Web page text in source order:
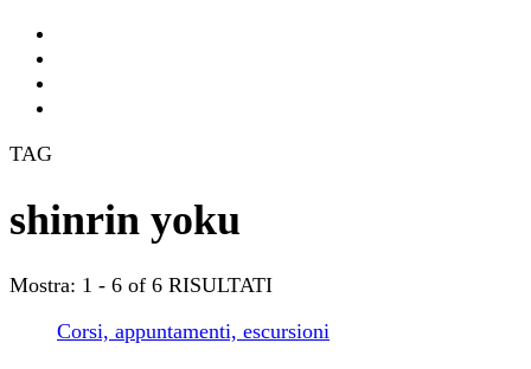
TAG
shinrin yoku
Mostra: 1 - 6 of 6 RISULTATI
Corsi, appuntamenti, escursioni